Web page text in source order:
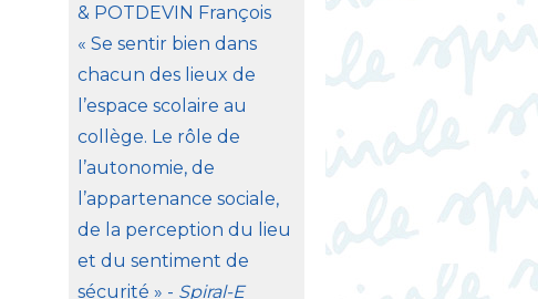
& POTDEVIN François
« Se sentir bien dans
chacun des lieux de
l’espace scolaire au
collège. Le rôle de
l’autonomie, de
l’appartenance sociale,
de la perception du lieu
et du sentiment de
sécurité » - Spiral-E